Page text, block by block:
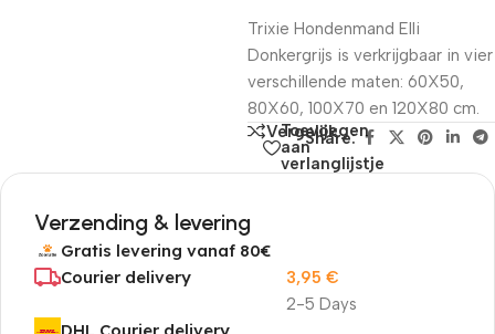
Trixie Hondenmand Elli
Donkergrijs is verkrijgbaar in vier
verschillende maten: 60X50,
80X60, 100X70 en 120X80 cm.
Vergelijk
Toevoegen
aan
verlanglijstje
Share:
Verzending & levering
Gratis levering vanaf 80€
Courier delivery
2-5 Days
3,95 €